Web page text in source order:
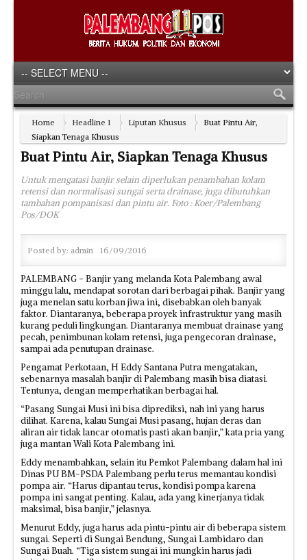
Home Headline 1 Liputan Khusus
Buat Pintu Air,
Siapkan Tenaga Khusus
Buat Pintu Air, Siapkan Tenaga Khusus
Untuk mengatasi banjir selain diperlukan penambahan kolam
retensi dan normalisasi sungai serta drainase, juga dibutuhkan
tambahan pompanisasi dan pintu air. Foto : Koer/Palembang
Pos/DOK
Posted by: admin 16/09/2016
PALEMBANG - Banjir yang melanda Kota Palembang awal
minggu lalu, mendapat sorotan dari berbagai pihak. Banjir yang
juga menelan satu korban jiwa ini, disebabkan oleh banyak
faktor. Diantaranya, beberapa proyek infrastruktur yang masih
kurang peduli lingkungan. Diantaranya membuat drainase yang
pecah, penimbunan kolam retensi, juga pengecoran drainase,
sampai ada penutupan drainase.
Pengamat Perkotaan, H Eddy Santana Putra mengatakan,
sebenarnya masalah banjir di Palembang masih bisa diatasi.
Tentunya, dengan memperhatikan berbagai hal.
“Pasang Sungai Musi ini bisa diprediksi, nah ini yang harus
dilihat. Karena, kalau Sungai Musi pasang, hujan deras dan
aliran air tidak lancar otomatis pasti akan banjir,” kata pria yang
juga mantan Wali Kota Palembang ini.
Eddy menambahkan, selain itu Pemkot Palembang dalam hal ini
Dinas PU BM-PSDA Palembang perlu terus memantau kondisi
pompa air. “Harus dipantau terus, kondisi pompa karena
pompa ini sangat penting. Kalau, ada yang kinerjanya tidak
maksimal, bisa banjir,” jelasnya.
Menurut Eddy, juga harus ada pintu-pintu air di beberapa sistem
sungai. Seperti di Sungai Bendung, Sungai Lambidaro dan
Sungai Buah. “Tiga sistem sungai ini mungkin harus jadi